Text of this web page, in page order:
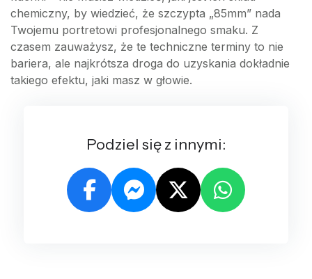
chemiczny, by wiedzieć, że szczypta „85mm” nada
Twojemu portretowi profesjonalnego smaku. Z
czasem zauważysz, że te techniczne terminy to nie
bariera, ale najkrótsza droga do uzyskania dokładnie
takiego efektu, jaki masz w głowie.
Podziel się z innymi: